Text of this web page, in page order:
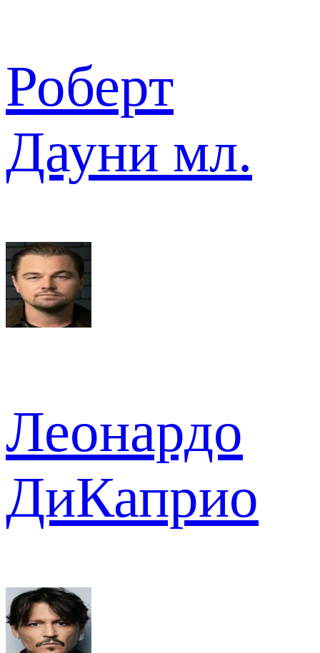
Роберт
Дауни мл.
Леонардо
ДиКаприо